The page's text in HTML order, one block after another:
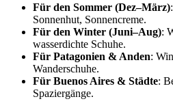
Für den Sommer (Dez–März)
Sonnenhut, Sonnencreme.
Für den Winter (Juni–Aug):
wasserdichte Schuhe.
Für Patagonien & Anden:
Wanderschuhe.
Für Buenos Aires & Städte:
Spaziergänge.